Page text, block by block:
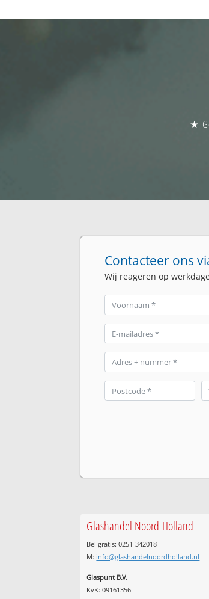
★
Contacteer ons
Wij reageren op
Glashandel Noord-Holland
Bel gratis: 0251-342018
M: info@glashandelnoordholland.nl
Glaspunt B.V.
KvK: 09161356